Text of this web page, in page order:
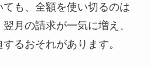
も、全額を使い切るのは
月の請求が一気に増え、
るおそれがあります。